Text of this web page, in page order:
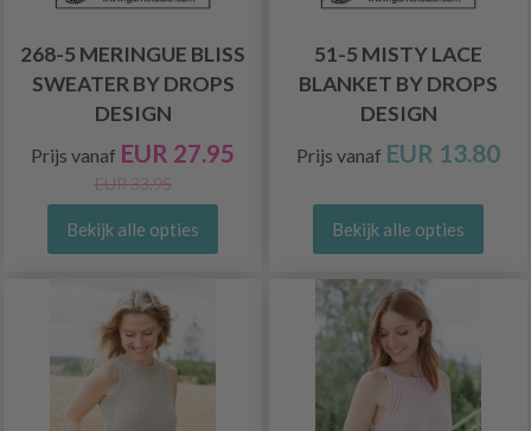
268-5 MERINGUE BLISS
SWEATER BY DROPS
DESIGN
Prijs vanaf EUR 27.95
EUR 33.95
Bekijk alle opties
51-5 MISTY LACE
BLANKET BY DROPS
DESIGN
Prijs vanaf EUR 13.80
Bekijk alle opties